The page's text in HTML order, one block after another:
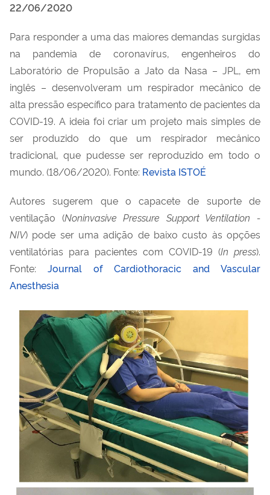
22/06/2020
Para responder a uma das maiores demandas surgidas
na pandemia de coronavírus, engenheiros do
Laboratório de Propulsão a Jato da Nasa – JPL, em
inglês – desenvolveram um respirador mecânico de
alta pressão específico para tratamento de pacientes da
COVID-19. A ideia foi criar um projeto mais simples de
ser produzido do que um respirador mecânico
tradicional, que pudesse ser reproduzido em todo o
mundo. (18/06/2020). Fonte: Revista ISTOÉ
Autores sugerem que o capacete de suporte de
ventilação (Noninvasive Pressure Support Ventilation -
NIV) pode ser uma adição de baixo custo às opções
ventilatórias para pacientes com COVID-19 (In press).
Fonte: Journal of Cardiothoracic and Vascular
Anesthesia